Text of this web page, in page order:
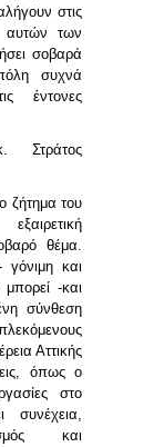
στις
αυτών των
σοβαρά
συχνά
έντονες
Στράτος
ζήτημα του
θέμα.
και
-και
σύνθεση
Αττικής
όπως ο
στο
και